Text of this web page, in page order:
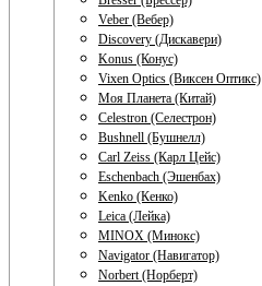
Veber (Вебер)
Discovery (Дискавери)
Konus (Конус)
Vixen Optics (Виксен Оптикс)
Моя Планета (Китай)
Celestron (Селестрон)
Bushnell (Бушнелл)
Carl Zeiss (Карл Цейс)
Eschenbach (Эшенбах)
Kenko (Кенко)
Leica (Лейка)
MINOX (Минокс)
Navigator (Навигатор)
Norbert (Норберт)